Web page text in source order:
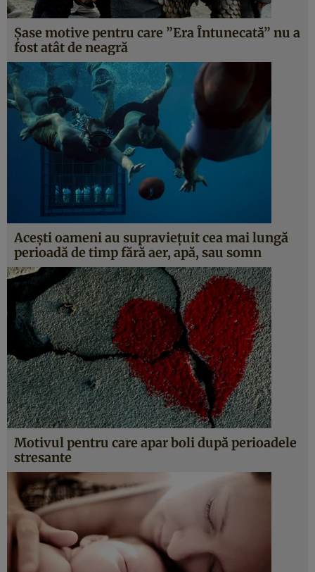
Şase motive pentru care ”Era Întunecată” nu a
fost atât de neagră
Aceşti oameni au supravieţuit cea mai lungă
perioadă de timp fără aer, apă, sau somn
Motivul pentru care apar boli după perioadele
stresante